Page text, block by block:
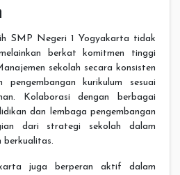
SMP Negeri 1 Yogyakarta tidak
berkat komitmen tinggi
sekolah secara konsisten
pengembangan kurikulum sesuai
Kolaborasi dengan berbagai
dan lembaga pengembangan
dari strategi sekolah dalam
berkualitas.
juga berperan aktif dalam